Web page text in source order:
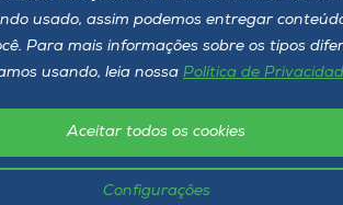
usado, assim podemos entregar
Para mais informações sobre os tipos
usando, leia nossa Política de
Configurações
Aceitar todos os cookies